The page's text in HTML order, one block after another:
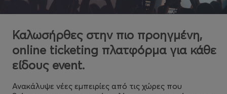
Καλωσήρθες στην πιο προηγμένη,
online ticketing πλατφόρμα για κάθε
είδους event.
Ανακάλυψε νέες εμπειρίες από τις χώρες που